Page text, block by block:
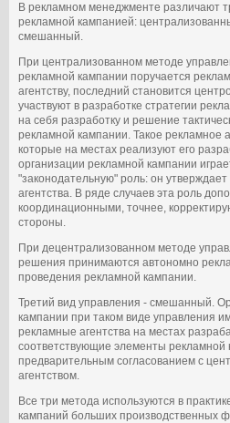
В рекламном менеджменте различают
рекламной кампанией:
смешанный.
При централизованном методе
рекламной кампании поручается
агентству, последний становится
участвуют в разработке стратегии
на себя разработку и решение
рекламной кампании. Такое рекламное
которые на местах реализуют его
организации рекламной кампании
"законодательную" роль: он
агентства. В ряде случаев эта роль
координационными, точнее,
стороны.
При децентрализованном методе
решения принимаются автономно
проведения рекламной кампании.
Третий вид управления - смешанный.
кампании при таком виде управления
рекламные агентства на местах
соответствующие элементы рекламной
предварительным согласованием с
агентством.
Все три метода используются в
кампаний больших производственных